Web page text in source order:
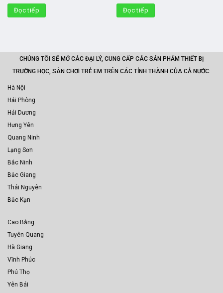
Đọc tiếp Đọc tiếp
CHÚNG TÔI SẼ MỞ CÁC ĐẠI LÝ, CUNG CẤP CÁC SẢN PHẨM THIẾT BỊ
TRƯỜNG HỌC, SÂN CHƠI TRẺ EM TRÊN CÁC TỈNH THÀNH CỦA CẢ NƯỚC:
Hà Nội
Hải Phòng
Hải Dương
Hưng Yên
Quang Ninh
Lạng Sơn
Bắc Ninh
Bắc Giang
Thái Nguyên
Bắc Kạn
Cao Bằng
Tuyên Quang
Hà Giang
Vĩnh Phúc
Phú Thọ
Yên Bái